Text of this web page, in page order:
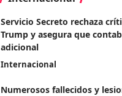
Servicio Secreto rechaza
Trump y asegura que
adicional
Internacional
Numerosos fallecidos y